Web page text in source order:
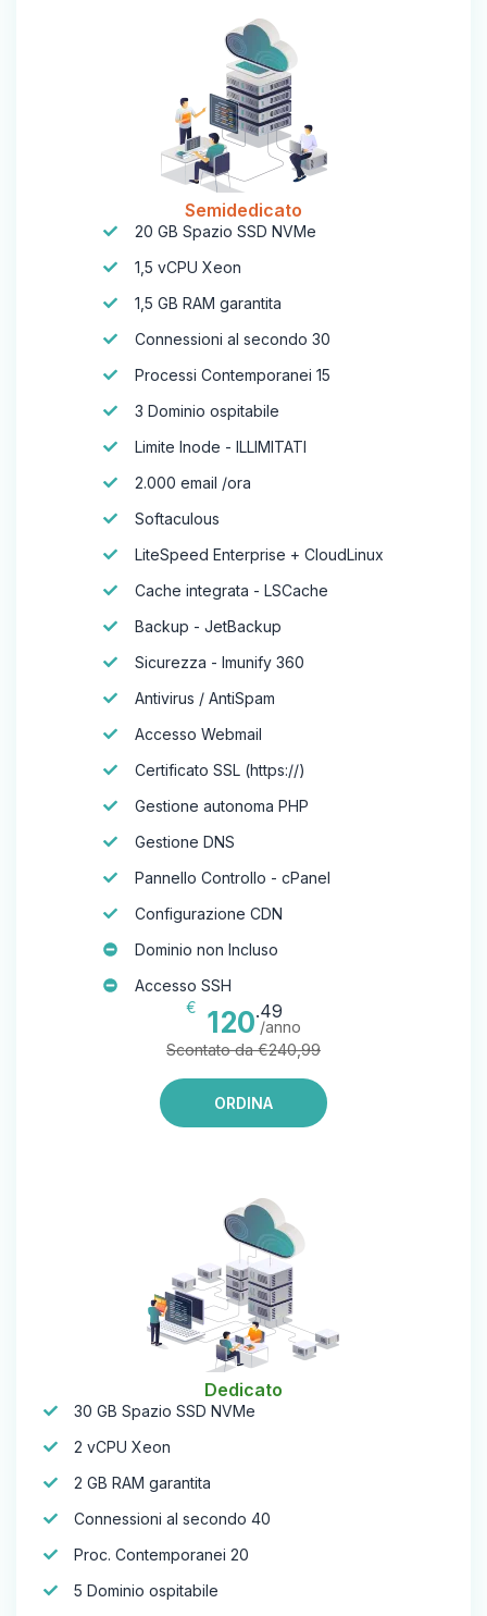
Semidedicato
20 GB Spazio SSD NVMe
1,5 vCPU Xeon
1,5 GB RAM garantita
Connessioni al secondo 30
Processi Contemporanei 15
3 Dominio ospitabile
Limite Inode - ILLIMITATI
2.000 email /ora
Softaculous
LiteSpeed Enterprise + CloudLinux
Cache integrata - LSCache
Backup - JetBackup
Sicurezza - Imunify 360
Antivirus / AntiSpam
Accesso Webmail
Certificato SSL (https://)
Gestione autonoma PHP
Gestione DNS
Pannello Controllo - cPanel
Configurazione CDN
Dominio non Incluso
Accesso SSH
€
120.49
/anno
Scontato da €240,99
ORDINA
Dedicato
30 GB Spazio SSD NVMe
2 vCPU Xeon
2 GB RAM garantita
Connessioni al secondo 40
Proc. Contemporanei 20
5 Dominio ospitabile